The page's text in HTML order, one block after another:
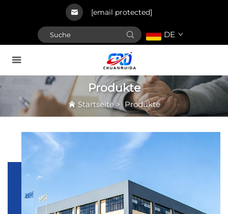
[email protected]
DE
Produkte
Startseite>Produkte